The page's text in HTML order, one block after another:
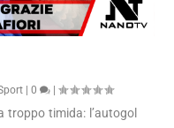
|0 |
troppo timida: l’autogol